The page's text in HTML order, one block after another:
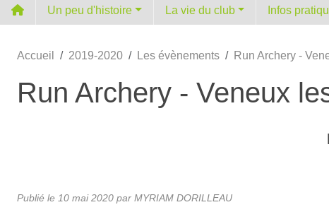
Un peu d'histoire La vie du club Infos
Accueil 2019-2020 Les évènements Run Archery -
Run Archery - Veneux
Publié le 10 mai 2020 par MYRIAM DORILLEAU